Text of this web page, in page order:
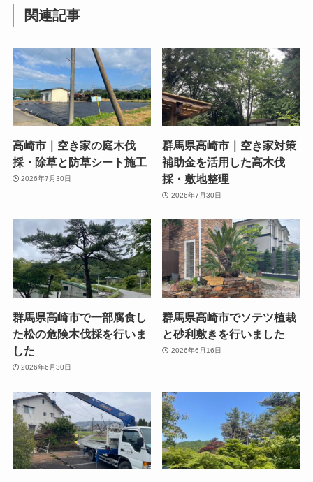
関連記事
高崎市｜空き家の庭木伐
採・除草と防草シート施工
2026年7月30日
群馬県高崎市｜空き家対策
補助金を活用した高木伐
採・敷地整理
2026年7月30日
群馬県高崎市で一部腐食し
た松の危険木伐採を行いま
した
2026年6月30日
群馬県高崎市でソテツ植栽
と砂利敷きを行いました
2026年6月16日